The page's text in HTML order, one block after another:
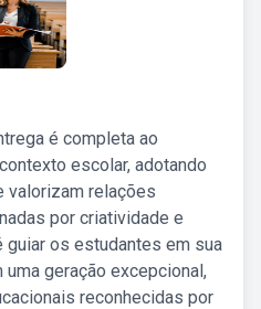
é completa ao
escolar, adotando
valorizam relações
por criatividade e
guiar os estudantes em sua
geração excepcional,
reconhecidas por